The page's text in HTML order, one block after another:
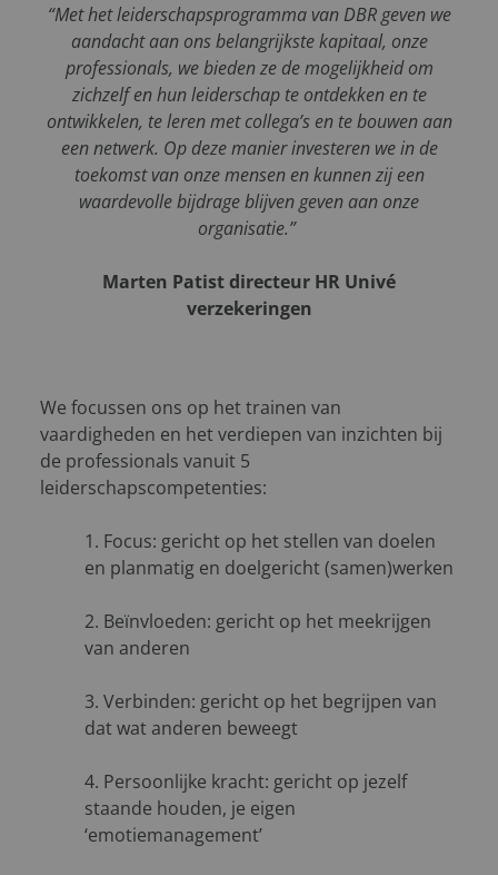
“Met het leiderschapsprogramma van DBR geven we
aandacht aan ons belangrijkste kapitaal, onze
professionals, we bieden ze de mogelijkheid om
zichzelf en hun leiderschap te ontdekken en te
ontwikkelen, te leren met collega’s en te bouwen aan
een netwerk. Op deze manier investeren we in de
toekomst van onze mensen en kunnen zij een
waardevolle bijdrage blijven geven aan onze
organisatie.”
Marten Patist directeur HR Univé
verzekeringen
We focussen ons op het trainen van
vaardigheden en het verdiepen van inzichten bij
de professionals vanuit 5
leiderschapscompetenties:
1. Focus: gericht op het stellen van doelen
en planmatig en doelgericht (samen)werken
2. Beïnvloeden: gericht op het meekrijgen
van anderen
3. Verbinden: gericht op het begrijpen van
dat wat anderen beweegt
4. Persoonlijke kracht: gericht op jezelf
staande houden, je eigen
‘emotiemanagement’